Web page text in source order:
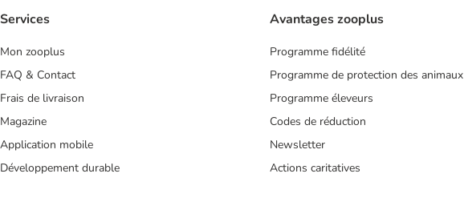
Services
Mon zooplus
FAQ & Contact
Frais de livraison
Magazine
Application mobile
Développement durable
Avantages zooplus
Programme fidélité
Programme de protection des animaux
Programme éleveurs
Codes de réduction
Newsletter
Actions caritatives